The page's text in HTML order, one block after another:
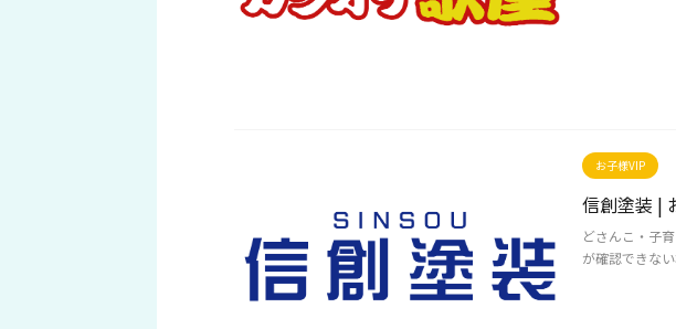
お子様VIP
信創塗装 |
どさんこ・子
が確認できな